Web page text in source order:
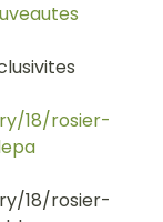
18/rosier-
18/rosier-